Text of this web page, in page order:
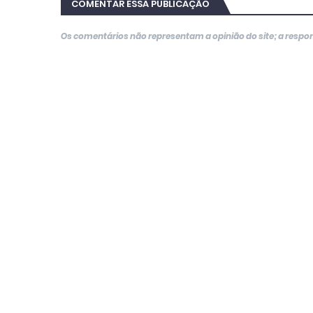
COMENTAR ESSA PUBLICAÇÃO
Os comentários não representam a opinião do site; a